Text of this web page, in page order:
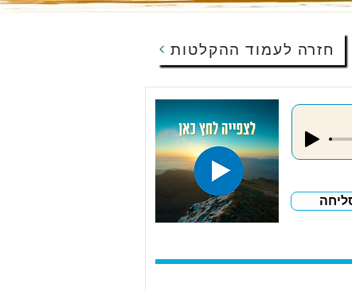
חזרה לעמוד ההקלטות